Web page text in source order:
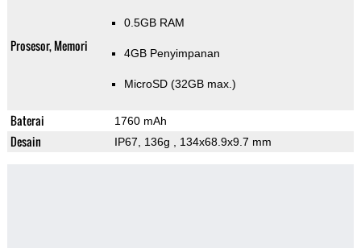
Prosesor, Memori
0.5GB RAM
4GB Penyimpanan
MicroSD (32GB max.)
Baterai 1760 mAh
Desain IP67, 136g , 134x68.9x9.7 mm